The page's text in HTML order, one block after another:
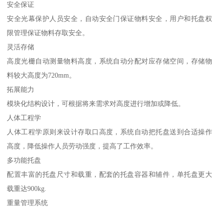
安全保证
安全光幕保护人员安全，自动安全门保证物料安全，用户和托盘权
限管理保证物料存取安全。
灵活存储
高度光栅自动测量物料高度，系统自动分配对应存储空间，存储物
料较大高度为720mm。
拓展能力
模块化结构设计，可根据将来需求对高度进行增加或降低。
人体工程学
人体工程学原则来设计存取口高度，系统自动把托盘送到合适操作
高度，降低操作人员劳动强度，提高了工作效率。
多功能托盘
配置丰富的托盘尺寸和载重，配套的托盘容器和辅件，单托盘更大
载重达900kg.
重量管理系统